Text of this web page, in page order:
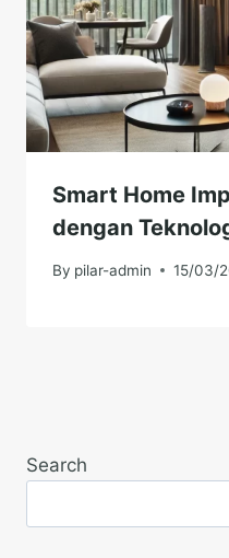
Smart Home
dengan
By pilar-admin 15/03/
Search